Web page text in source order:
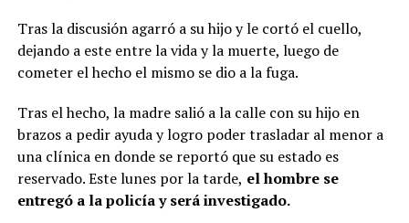
Tras la discusión agarró a su hijo y le cortó el cuello,
dejando a este entre la vida y la muerte, luego de
cometer el hecho el mismo se dio a la fuga.
Tras el hecho, la madre salió a la calle con su hijo en
brazos a pedir ayuda y logro poder trasladar al menor a
una clínica en donde se reportó que su estado es
reservado. Este lunes por la tarde, el hombre se
entregó a la policía y será investigado.